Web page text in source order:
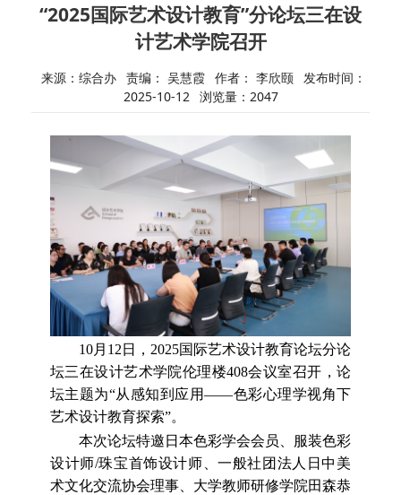
“2025国际艺术设计教育”分论坛三在设
计艺术学院召开
来源：综合办 责编： 吴慧霞 作者： 李欣颐 发布时间：
2025-10-12
浏览量： 2047
10月12日，2025国际艺术设计教育论坛分论
坛三在设计艺术学院伦理楼408会议室召开，论
坛主题为“从感知到应用——色彩心理学视角下
艺术设计教育探索”。
本次论坛特邀日本色彩学会会员、 服装色彩
设计师/珠宝首饰设计师、一般社团法人日中美
术文化交流协会理事、大学教师研修学院田森恭